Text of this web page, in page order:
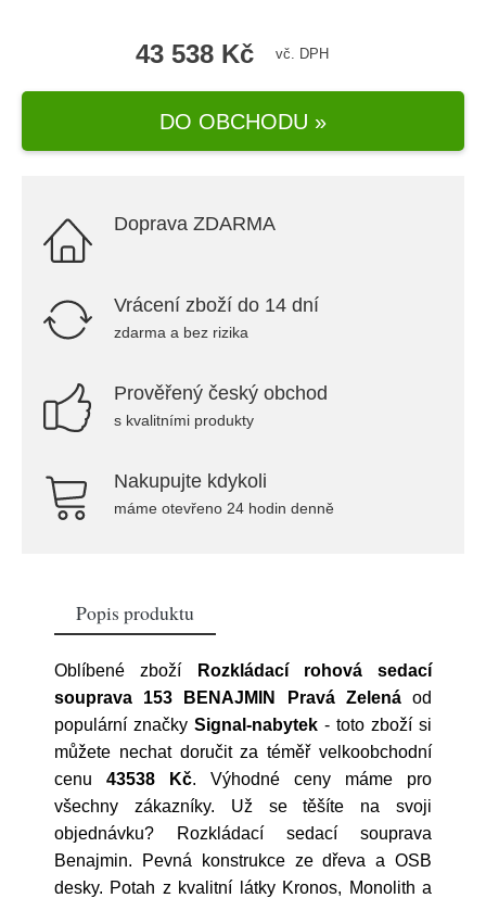
43 538 Kč vč. DPH
DO OBCHODU »
Doprava ZDARMA
Vrácení zboží do 14 dní
zdarma a bez rizika
Prověřený český obchod
s kvalitními produkty
Nakupujte kdykoli
máme otevřeno 24 hodin denně
Popis produktu
Oblíbené zboží
Rozkládací rohová sedací
souprava 153 BENAJMIN Pravá Zelenáod
populární značky Signal-nabytek - toto zboží si
můžete nechat doručit za téměř velkoobchodní
cenu 43538 Kč. Výhodné ceny máme pro
všechny zákazníky. Už se těšíte na svoji
objednávku? Rozkládací sedací souprava
Benajmin. Pevná konstrukce ze dřeva a OSB
desky. Potah z kvalitní látky Kronos, Monolith a